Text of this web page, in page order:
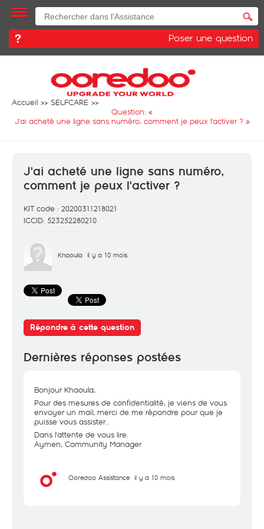
Poser une question
Accueil
SELFCARE
Question: «
J'ai acheté une ligne sans numéro, comment je peux l'activer ? »
J'ai acheté une ligne sans numéro,
comment je peux l'activer ?
KIT code : 20200311218021
ICCID: 523252280210
Khaoula il y a 10 mois
Répondre à cette question
Dernières réponses postées
Bonjour Khaoula,
Pour des mesures de confidentialité, je viens de vous
envoyer un mail, merci de me répondre pour que je
puisse vous assister..
Dans l'attente de vous lire.
Aymen, Community Manager
Ooredoo Assistance il y a 10 mois